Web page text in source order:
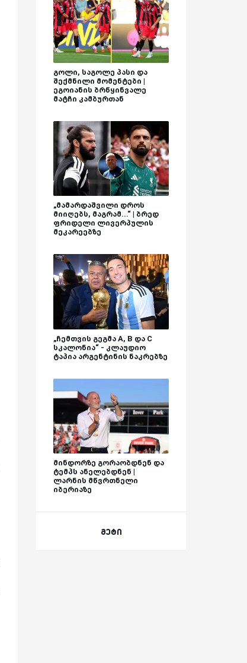
გოლი, საგოლე პასი და
შექმნილი მომენტები |
ეგოიანის ბრწყინვალე
მატჩი კამბურთან
„მამარდაშვილი დროს
მიიღებს, მაგრამ...“ | ბრედ
ფრიდელი ლივერპულის
მეკარეებზე
„ჩემთვის გეგმა A, B და C
სკალონია“ - კლაუდიო
ტაპია არგენტინის ნაკრებზე
მინდორზე გორაობდნენ და
ტემპს ანელებდნენ |
ლარნის მწვრთნელი
იბერიაზე
მეტი